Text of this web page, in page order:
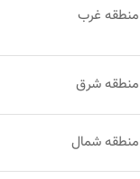
منطقه غرب
منطقه شرق
منطقه شمال